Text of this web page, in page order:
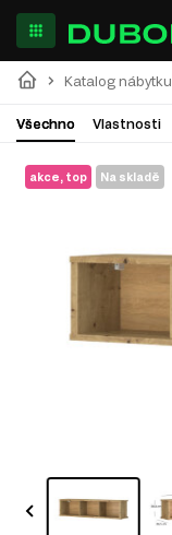
Katalog nábytku
Všechno Vlastnosti
akce, top Na skladě